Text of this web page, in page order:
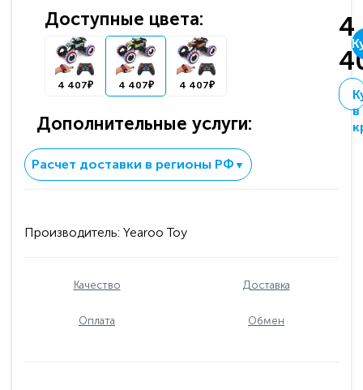
Доступные цвета:
4 407₽ 4 407₽ 4 407₽
Дополнительные услуги:
4
в
Расчет доставки в регионы РФ ▼
Производитель: Yearoo Toy
Качество Доставка
Оплата Обмен